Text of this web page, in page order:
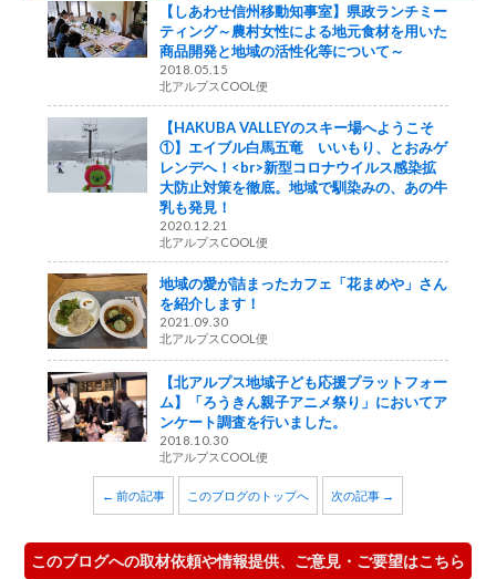
【しあわせ信州移動知事室】県政ランチミー
ティング～農村女性による地元食材を用いた
商品開発と地域の活性化等について～
2018.05.15
北アルプスCOOL便
【HAKUBA VALLEYのスキー場へようこそ
①】エイブル白馬五竜 いいもり、とおみゲ
レンデへ！<br>新型コロナウイルス感染拡
大防止対策を徹底。地域で馴染みの、あの牛
乳も発見！
2020.12.21
北アルプスCOOL便
地域の愛が詰まったカフェ「花まめや」さん
を紹介します！
2021.09.30
北アルプスCOOL便
【北アルプス地域子ども応援プラットフォー
ム】「ろうきん親子アニメ祭り」においてア
ンケート調査を行いました。
2018.10.30
北アルプスCOOL便
← 前の記事 このブログのトップへ 次の記事 →
このブログへの取材依頼や情報提供、ご意見・ご要望はこちら